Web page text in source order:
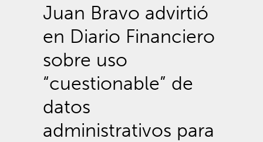
Juan Bravo advirtió
en Diario Financiero
sobre uso
“cuestionable” de
datos
administrativos para